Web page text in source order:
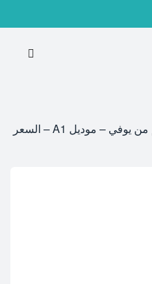
ميزان قياس الوزن وكتلة الجسم من يوفي – موديل A1 – السعر